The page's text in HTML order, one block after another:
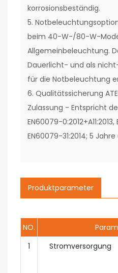
korrosionsbeständig.
5.
beim 40-W-/80-W-
Allgemeinbeleuchtung.
Dauerlicht- und als
für die Notbeleuchtung
6. Qualitätssicherung
Zulassung - Entspricht
EN60079-
EN60079-31:2014; 5
Produktparameter
NO.
1
Stromversorgung